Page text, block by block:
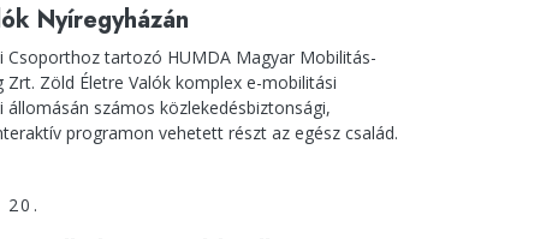
Nyíregyházán
Csoporthoz tartozó HUMDA Magyar Mobilitás-
Zrt. Zöld Életre Valók komplex e-mobilitási
állomásán számos közlekedésbiztonsági,
programon vehetett részt az egész család.
20.